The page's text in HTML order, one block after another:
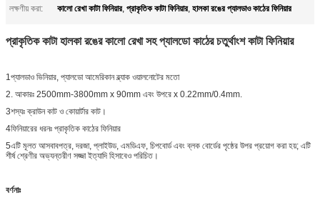
লক্ষণীয় করা:
কালো রেখা কাটা ফিনিয়ার, প্রাকৃতিক কাটা ফিনিয়ার, হালকা রঙের প্যালডাও কাঠের ফিনিয়ার
প্রাকৃতিক কাটা হালকা রঙের কালো রেখা সহ প্যালডো কাঠের চতুর্থাংশ কাটা ফিনিয়ার
1প্যালডাও ভিনিয়ার, প্যালডো আমেরিকান ব্ল্যাক ওয়ালনোটের মতো
2. আকারঃ 2500mm-3800mm x 90mm এবং উপরে x 0.22mm/0.4mm.
3শস্যঃ ক্রাউন কাট ও কোয়ার্টার কাট।
4ফিনিয়ারের ধরনঃ প্রাকৃতিক কাঠের ফিনিয়ার
5এটি মূলত আসবাবপত্র, দরজা, প্লাইউড, এমডিএফ, চিপবোর্ড এবং ব্লক বোর্ডের পৃষ্ঠের উপর প্রয়োগ করা হয়; এটি
শীর্ষ শ্রেণীর অভ্যন্তরীণ সজ্জা ইত্যাদি হিসাবেও পরিচিত।
বর্ণনাঃ